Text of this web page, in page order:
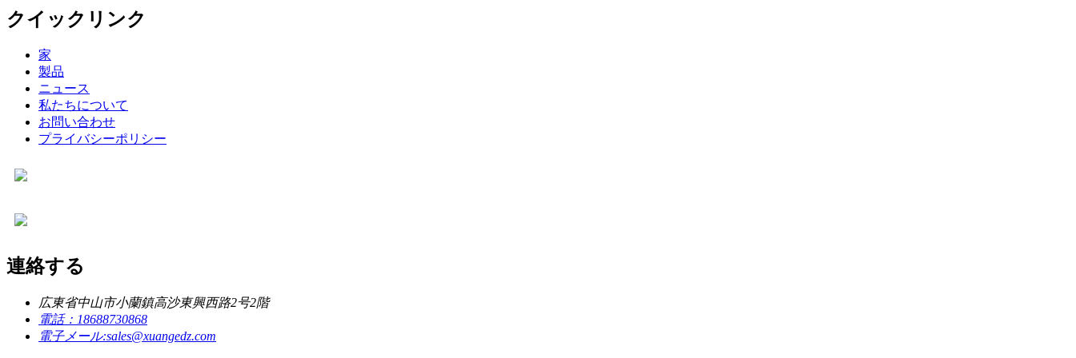
クイックリンク
家
製品
ニュース
私たちについて
お問い合わせ
プライバシーポリシー
連絡する
広東省中山市小蘭鎮高沙東興西路2号2階
電話： 18688730868
電子メール:sales@xuangedz.com